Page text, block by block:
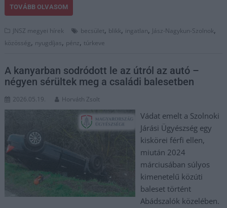
TOVÁBB OLVASOM
JNSZ megyei hírek becsület, blikk, ingatlan, Jász-Nagykun-Szolnok,
közösség, nyugdíjas, pénz, túrkeve
A kanyarban sodródott le az útról az autó –
négyen sérültek meg a családi balesetben
2026.05.19. Horváth Zsolt
Vádat emelt a Szolnoki
Járási Ügyészség egy
kiskörei férfi ellen,
miután 2024
márciusában súlyos
kimenetelű közúti
baleset történt
Abádszalók közelében.